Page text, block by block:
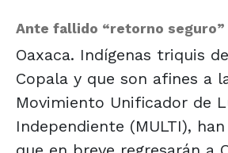
Ante fallido “retorno seguro”
Oaxaca. Indígenas triquis
Copala y que son afines a
Movimiento Unificador de
Independiente (MULTI),